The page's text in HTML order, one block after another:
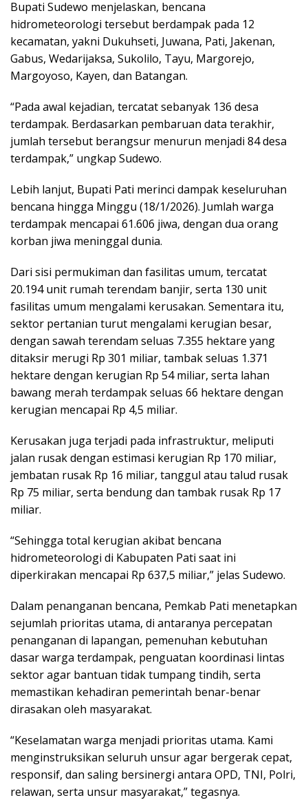
Bupati Sudewo menjelaskan, bencana
hidrometeorologi tersebut berdampak pada 12
kecamatan, yakni Dukuhseti, Juwana, Pati, Jakenan,
Gabus, Wedarijaksa, Sukolilo, Tayu, Margorejo,
Margoyoso, Kayen, dan Batangan.
“Pada awal kejadian, tercatat sebanyak 136 desa
terdampak. Berdasarkan pembaruan data terakhir,
jumlah tersebut berangsur menurun menjadi 84 desa
terdampak,” ungkap Sudewo.
Lebih lanjut, Bupati Pati merinci dampak keseluruhan
bencana hingga Minggu (18/1/2026). Jumlah warga
terdampak mencapai 61.606 jiwa, dengan dua orang
korban jiwa meninggal dunia.
Dari sisi permukiman dan fasilitas umum, tercatat
20.194 unit rumah terendam banjir, serta 130 unit
fasilitas umum mengalami kerusakan. Sementara itu,
sektor pertanian turut mengalami kerugian besar,
dengan sawah terendam seluas 7.355 hektare yang
ditaksir merugi Rp 301 miliar, tambak seluas 1.371
hektare dengan kerugian Rp 54 miliar, serta lahan
bawang merah terdampak seluas 66 hektare dengan
kerugian mencapai Rp 4,5 miliar.
Kerusakan juga terjadi pada infrastruktur, meliputi
jalan rusak dengan estimasi kerugian Rp 170 miliar,
jembatan rusak Rp 16 miliar, tanggul atau talud rusak
Rp 75 miliar, serta bendung dan tambak rusak Rp 17
miliar.
“Sehingga total kerugian akibat bencana
hidrometeorologi di Kabupaten Pati saat ini
diperkirakan mencapai Rp 637,5 miliar,” jelas Sudewo.
Dalam penanganan bencana, Pemkab Pati menetapkan
sejumlah prioritas utama, di antaranya percepatan
penanganan di lapangan, pemenuhan kebutuhan
dasar warga terdampak, penguatan koordinasi lintas
sektor agar bantuan tidak tumpang tindih, serta
memastikan kehadiran pemerintah benar-benar
dirasakan oleh masyarakat.
“Keselamatan warga menjadi prioritas utama. Kami
menginstruksikan seluruh unsur agar bergerak cepat,
responsif, dan saling bersinergi antara OPD, TNI, Polri,
relawan, serta unsur masyarakat,” tegasnya.